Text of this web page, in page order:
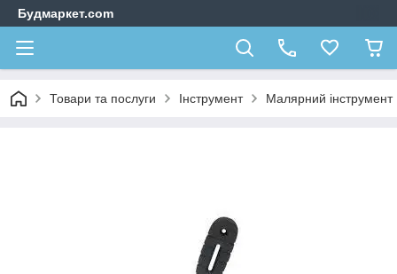
Будмаркет.com
Товари та послуги Інструмент Малярний інструмент